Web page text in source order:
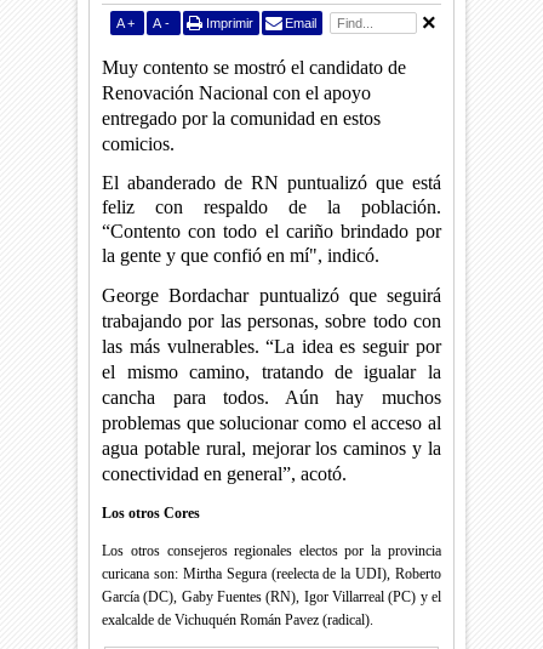
A + A - Imprimir Email
Muy contento se mostró el candidato de
Renovación Nacional con el apoyo
entregado por la comunidad en estos
comicios.
El abanderado de RN puntualizó que está
feliz con respaldo de la población.
“Contento con todo el cariño brindado por
la gente y que confió en mí", indicó.
George Bordachar puntualizó que seguirá
trabajando por las personas, sobre todo con
las más vulnerables. “La idea es seguir por
el mismo camino, tratando de igualar la
cancha para todos. Aún hay muchos
problemas que solucionar como el acceso al
agua potable rural, mejorar los caminos y la
conectividad en general”, acotó.
Los otros Cores
Los otros consejeros regionales electos por la provincia
curicana son: Mirtha Segura (reelecta de la UDI), Roberto
García (DC), Gaby Fuentes (RN), Igor Villarreal (PC) y el
exalcalde de Vichuquén Román Pavez (radical).